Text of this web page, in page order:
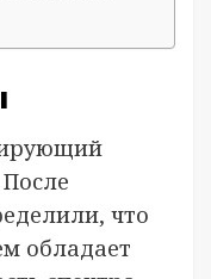
что
обладает